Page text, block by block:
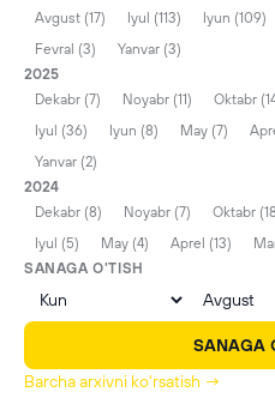
Avgust (17)
Iyul (113) Iyun (109)
Fevral (3)
Yanvar (3)
2025
Dekabr (7)
Noyabr (11) Oktabr
Iyul (36)
Iyun (8) May (7)
Yanvar (2)
2024
Dekabr (8)
Noyabr (7) Oktabr
Iyul (5)
May (4) Aprel (13)
SANAGA O'TISH
SANAGA
Barcha arxivni ko'rsatish →